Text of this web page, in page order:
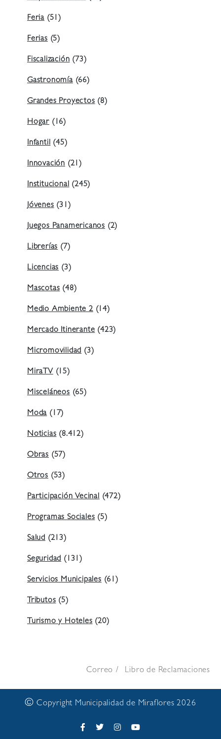
Feria (51)
Ferias(5)
Fiscalización(73)
Gastronomía(66)
Grandes Proyectos(8)
Hogar (16)
Infantil(45)
Innovación (21)
Institucional(245)
Jóvenes(31)
Juegos Panamericanos (2)
Librerías(7)
Licencias(3)
Mascotas(48)
Medio Ambiente 2(14)
Mercado Itinerante(423)
Micromovilidad(3)
MiraTV(15)
Misceláneos(65)
Moda(17)
Noticias(8.412)
Obras (57)
Otros (53)
Participación Vecinal(472)
Programas Sociales(5)
Salud (213)
Seguridad(131)
Servicios Municipales(61)
Tributos(5)
Turismo y Hoteles(20)
Correo Libro de Reclamaciones
© Copyright Municipalidad de Miraflores 2026